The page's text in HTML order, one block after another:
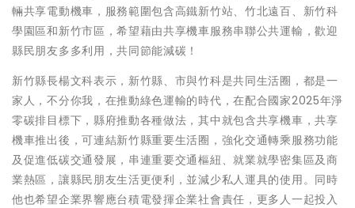
輛共享電動機車，服務範圍包含高鐵新竹站、竹北遠百、新竹科
學園區和新竹市區，希望藉由共享機車服務串聯公共運輸，歡迎
縣民朋友多多利用，共同節能減碳！
新竹縣長楊文科表示，新竹縣、市與竹科是共同生活圈，都是一
家人，不分你我，在推動綠色運輸的時代，在配合國家2025年淨
零碳排目標下，縣府推動各種做法，其中就包含共享機車，共享
機車推出後，可連結新竹縣重要生活圈，強化交通轉乘服務功能
及促進低碳交通發展，串連重要交通樞紐、就業就學密集區及商
業熱區，讓縣民朋友生活更便利，並減少私人運具的使用。同時
他也希望企業界響應台積電發揮企業社會責任，更多人一起投入